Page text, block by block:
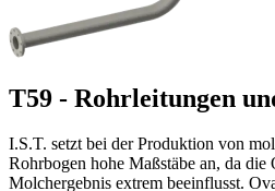
T59 - Rohrleitungen
I.S.T. setzt bei der Produktion von
Rohrbogen hohe Maßstäbe an, da die
Molchergebnis extrem beeinflusst.